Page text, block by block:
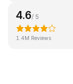
4.6/ 5
1.4M Reviews